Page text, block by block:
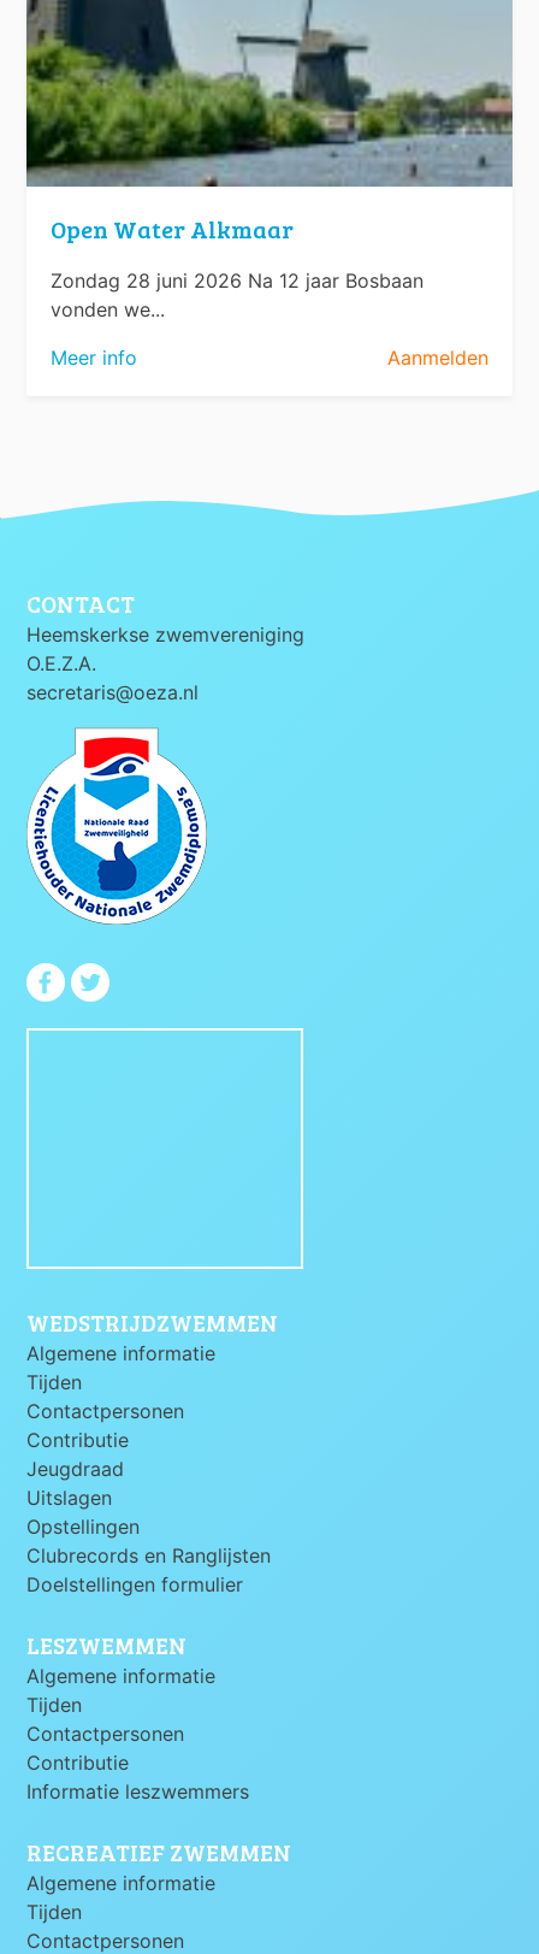
Open Water Alkmaar
Zondag 28 juni 2026 Na 12 jaar Bosbaan
vonden we...
Meer info
Aanmelden
CONTACT
Heemskerkse zwemvereniging
O.E.Z.A.
secretaris@oeza.nl
WEDSTRIJDZWEMMEN
Algemene informatie
Tijden
Contactpersonen
Contributie
Jeugdraad
Uitslagen
Opstellingen
Clubrecords en Ranglijsten
Doelstellingen formulier
LESZWEMMEN
Algemene informatie
Tijden
Contactpersonen
Contributie
Informatie leszwemmers
RECREATIEF ZWEMMEN
Algemene informatie
Tijden
Contactpersonen